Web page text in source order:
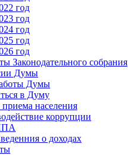
год
год
год
год
год
Законодательного собрания
Думы
Думы
в Думу
населения
коррупции
о доходах